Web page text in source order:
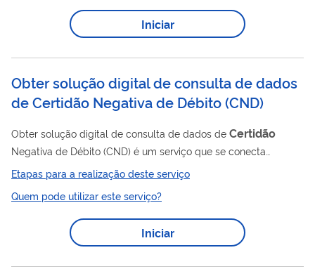
fiscalização do trabalho, registradas em sistema informatizado
oficial de multas e recursos trabalhistas.A consulta é pública e
ou CPF do empregador pesquisado.
Iniciar
Obter solução digital de consulta de dados
de Certidão Negativa de Débito (CND)
Obter solução digital de consulta de dados de Certidão
Negativa de Débito (CND) é um serviço que se conecta
diretamente nas bases da Secretaria da Receita Federal do
Brasil (RFB) e da Procuradoria-Geral da Fazenda Nacional
(PGFN), por meio de uma ferramenta (API), para consulta
segura e confiável às informações públicas relacionadas a
todos os créditos tributários federais e Dívida Ativa da União
Para realizar...
Etapas para a realização deste serviço
Quem pode utilizar este serviço?
Iniciar